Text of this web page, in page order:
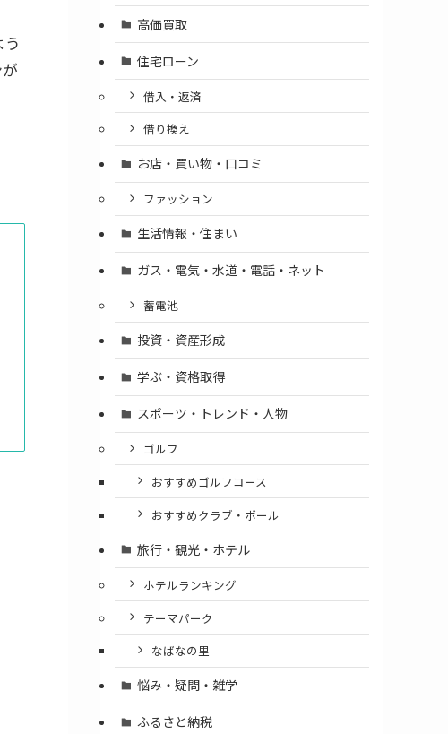
高価買取
住宅ローン
借入・返済
借り換え
お店・買い物・口コミ
ファッション
生活情報・住まい
ガス・電気・水道・電話・ネット
蓄電池
投資・資産形成
学ぶ・資格取得
スポーツ・トレンド・人物
ゴルフ
おすすめゴルフコース
おすすめクラブ・ボール
旅行・観光・ホテル
ホテルランキング
テーマパーク
なばなの里
悩み・疑問・雑学
ふるさと納税